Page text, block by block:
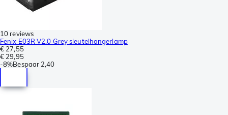
10 reviews
Fenix E03R V2.0 Grey sleutelhangerlamp
€ 27,55
€ 29,95
-8%Bespaar 2,40